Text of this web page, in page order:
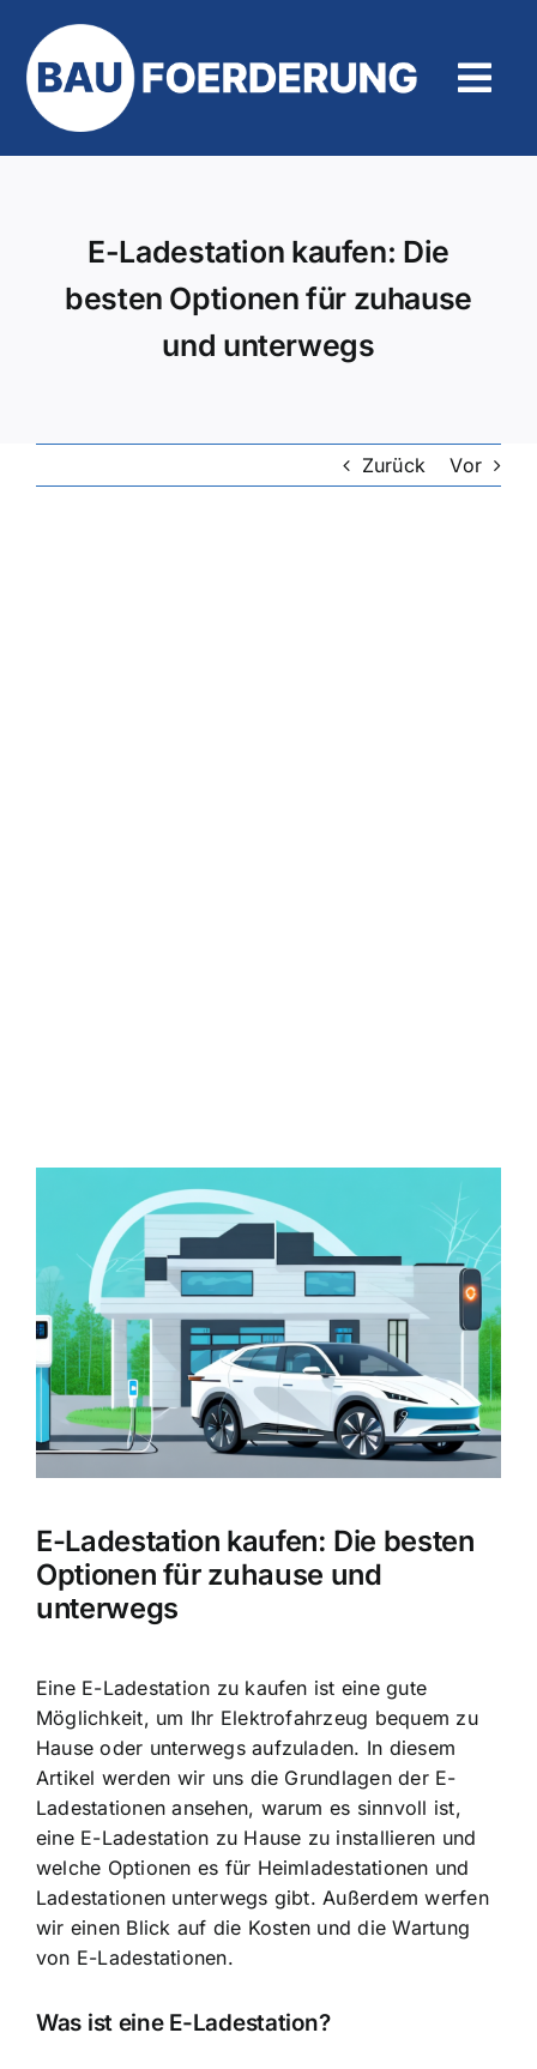
Inhalt
springen
E-Ladestation kaufen: Die
besten Optionen für zuhause
und unterwegs
Zurück Vor
grösseres
E-Ladestation kaufen: Die besten
Optionen für zuhause und
unterwegs
Eine E-Ladestation zu kaufen ist eine gute
Möglichkeit, um Ihr Elektrofahrzeug bequem zu
Hause oder unterwegs aufzuladen. In diesem
Artikel werden wir uns die Grundlagen der E-
Ladestationen ansehen, warum es sinnvoll ist,
eine E-Ladestation zu Hause zu installieren und
welche Optionen es für Heimladestationen und
Ladestationen unterwegs gibt. Außerdem werfen
wir einen Blick auf die Kosten und die Wartung
von E-Ladestationen.
Was ist eine E-Ladestation?